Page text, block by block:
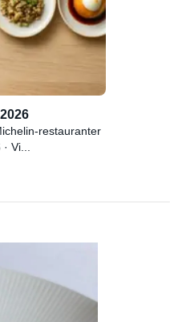
restauranter
Vi...